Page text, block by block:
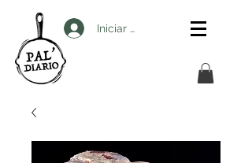
Iniciar sesión